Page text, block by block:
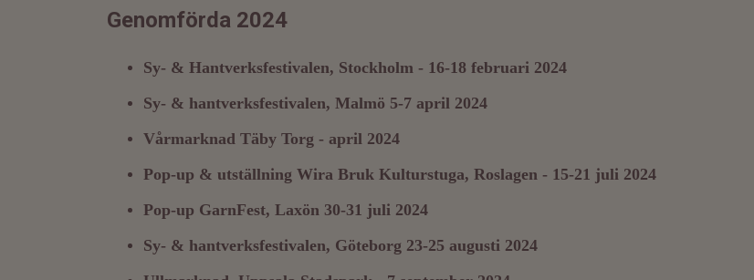
Genomförda 2024
Sy- & Hantverksfestivalen, Stockholm - 16-18 februari 2024
Sy- & hantverksfestivalen, Malmö 5-7 april 2024
Vårmarknad Täby Torg - april 2024
Pop-up & utställning Wira Bruk Kulturstuga, Roslagen - 15-21 juli 2024
Pop-up GarnFest, Laxön 30-31 juli 2024
Sy- & hantverksfestivalen, Göteborg 23-25 augusti 2024